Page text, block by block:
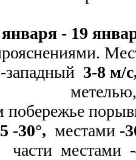
января - 19
западный 3-8 м/
побережье
-30°, местами -
части местами -